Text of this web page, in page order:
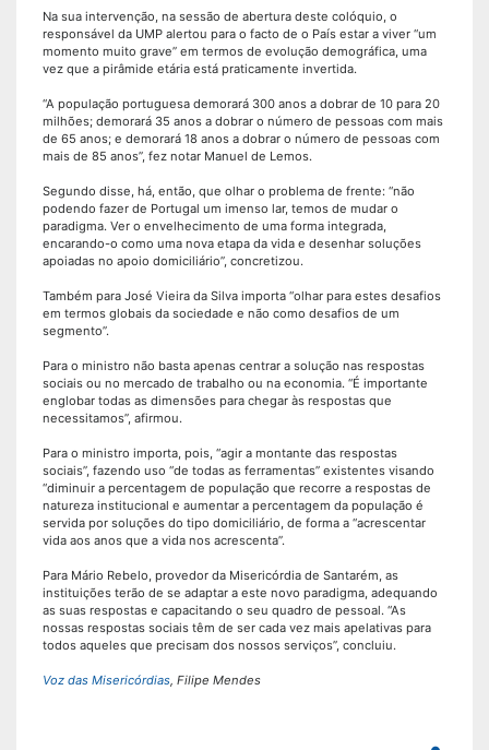
Na sua intervenção, na sessão de abertura deste colóquio, o
responsável da UMP alertou para o facto de o País estar a viver “um
momento muito grave” em termos de evolução demográfica, uma
vez que a pirâmide etária está praticamente invertida.
“A população portuguesa demorará 300 anos a dobrar de 10 para 20
milhões; demorará 35 anos a dobrar o número de pessoas com mais
de 65 anos; e demorará 18 anos a dobrar o número de pessoas com
mais de 85 anos”, fez notar Manuel de Lemos.
Segundo disse, há, então, que olhar o problema de frente: “não
podendo fazer de Portugal um imenso lar, temos de mudar o
paradigma. Ver o envelhecimento de uma forma integrada,
encarando-o como uma nova etapa da vida e desenhar soluções
apoiadas no apoio domiciliário”, concretizou.
Também para José Vieira da Silva importa “olhar para estes desafios
em termos globais da sociedade e não como desafios de um
segmento”.
Para o ministro não basta apenas centrar a solução nas respostas
sociais ou no mercado de trabalho ou na economia. “É importante
englobar todas as dimensões para chegar às respostas que
necessitamos”, afirmou.
Para o ministro importa, pois, “agir a montante das respostas
sociais”, fazendo uso “de todas as ferramentas” existentes visando
“diminuir a percentagem de população que recorre a respostas de
natureza institucional e aumentar a percentagem da população é
servida por soluções do tipo domiciliário, de forma a “acrescentar
vida aos anos que a vida nos acrescenta”.
Para Mário Rebelo, provedor da Misericórdia de Santarém, as
instituições terão de se adaptar a este novo paradigma, adequando
as suas respostas e capacitando o seu quadro de pessoal. “As
nossas respostas sociais têm de ser cada vez mais apelativas para
todos aqueles que precisam dos nossos serviços”, concluiu.
Voz das Misericórdias , Filipe Mendes